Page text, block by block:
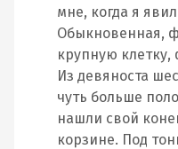
мне, когда я
Обыкновенная,
крупную клетку,
Из девяноста
чуть больше
нашли свой
корзине. Под